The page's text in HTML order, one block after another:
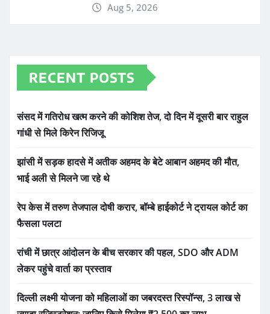
Aug 5, 2026
RECENT POSTS
संसद में गतिरोध खत्म करने की कोशिश तेज, दो दिन में दूसरी बार राहुल
गांधी से मिले किरेन रिजिजू
झांसी में सड़क हादसे में अतीक अहमद के बेटे आबान अहमद की मौत,
भाई अली से मिलने जा रहे थे
रेप केस में तरुण तेजपाल दोषी करार, बॉम्बे हाईकोर्ट ने ट्रायल कोर्ट का
फैसला पलटा
रांची में छात्र आंदोलन के बीच सरकार की पहल, SDO और ADM
लेकर पहुंचे वार्ता का प्रस्ताव
दिल्ली लक्ष्मी योजना को महिलाओं का जबरदस्त रिस्पॉन्स, 3 लाख से